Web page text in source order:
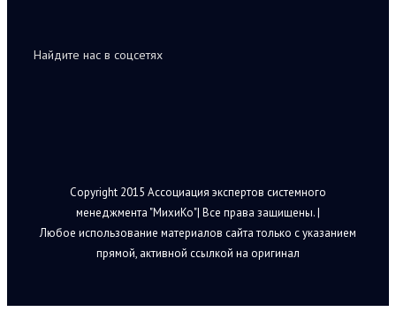
Найдите нас в соцсетях
Copyright 2015 Ассоциация экспертов системного
менеджмента "МихиКо"| Все права защищены. |
Любое использование материалов сайта только с указанием
прямой, активной ссылкой на оригинал